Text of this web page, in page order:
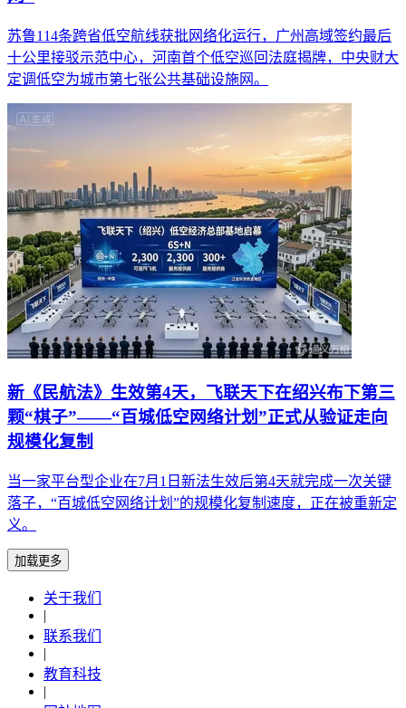
苏鲁114条跨省低空航线获批网络化运行，广州高域签约最后
十公里接驳示范中心，河南首个低空巡回法庭揭牌，中央财大
定调低空为城市第七张公共基础设施网。
新《民航法》生效第4天，飞联天下在绍兴布下第三
颗“棋子”——“百城低空网络计划”正式从验证走向
规模化复制
当一家平台型企业在7月1日新法生效后第4天就完成一次关键
落子，“百城低空网络计划”的规模化复制速度，正在被重新定
义。
加载更多
关于我们
|
联系我们
|
教育科技
|